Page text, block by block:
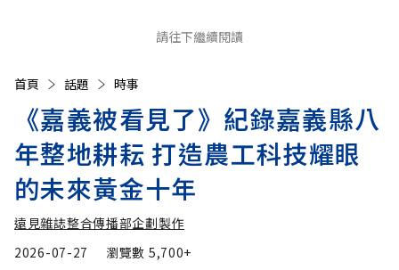
請往下繼續閱讀
首頁 話題 時事
《嘉義被看見了》紀錄嘉義縣八
年整地耕耘 打造農工科技耀眼
的未來黃金十年
遠見雜誌整合傳播部企劃製作
2026-07-27
瀏覽數 5,700+